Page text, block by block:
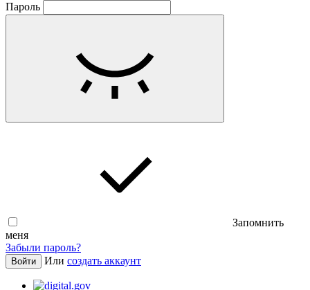
Пароль
Запомнить
меня
Забыли пароль?
Войти Или создать аккаунт